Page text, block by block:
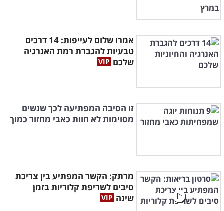
אמרו שלום לעייפות: 14 דרכים
טבעיות להגברת רמת האנרגיה
שלכם
זו הסיבה המפתיעה לכך שנשים
מסוימות לא חוות כאבי מחזור כמוך
מרתק: הקשר המפתיע בין צריכת
סיבים לשריפת קלוריות בזמן
שינה